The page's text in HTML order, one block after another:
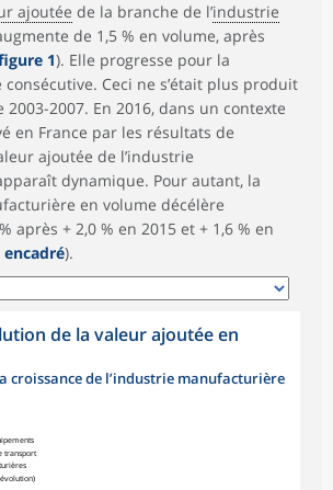
ajoutée de la branche de l’industrie
de 1,5 % en volume, après
1). Elle progresse pour la
Ceci ne s’était plus produit
2007. En 2016, dans un contexte
en France par les résultats de
ajoutée de l’industrie
dynamique. Pour autant, la
en volume décélère
après + 2,0 % en 2015 et + 1,6 % en
encadré).
de la valeur ajoutée en
croissance de l’industrie manufacturière
transport